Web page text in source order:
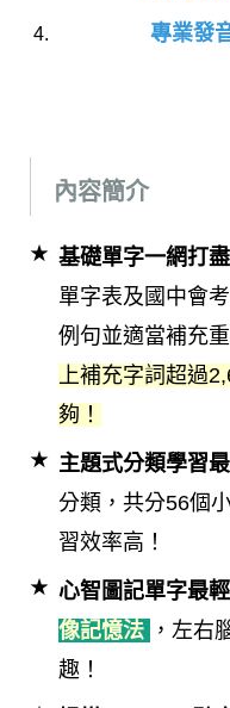
專業發
內容簡介
基礎單字一網打
單字表及國中會
例句並適當補充
上補充字詞超過
夠！
主題式分類學習
分類，共分56個
習效率高！
心智圖記單字最
像記憶法 ，左右
趣！